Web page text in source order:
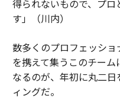
得られないもので、プ
す」（川内）
数多くのプロフェッシ
を携えて集うこのチー
なるのが、年初に丸二
ィングだ。